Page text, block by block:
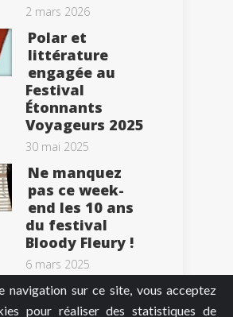
navigation sur ce site, vous acceptez
pour réaliser des statistiques de
2 mars 2026
Polar et
littérature
engagée au
Festival
Étonnants
Voyageurs 2025
30 mai 2025
Ne manquez
pas ce week-
end les 10 ans
du festival
Bloody Fleury !
6 mars 2025